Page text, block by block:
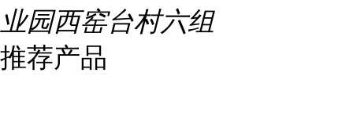
业园西窑台村六组
推荐产品